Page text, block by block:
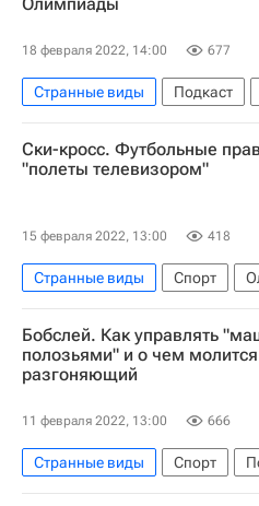
18 февраля 2022, 14:00 677
Странные виды Подкаст
Фристайл
Валерия
Ски-кросс. Футбольные
"полеты телевизором"
15 февраля 2022, 13:00 418
Странные виды Спорт
Сергей Ридзик
Бобслей. Как управлять
полозьями" и о чем молится
разгоняющий
11 февраля 2022, 13:00 666
Странные виды Спорт
Олимпиада
Ростислав